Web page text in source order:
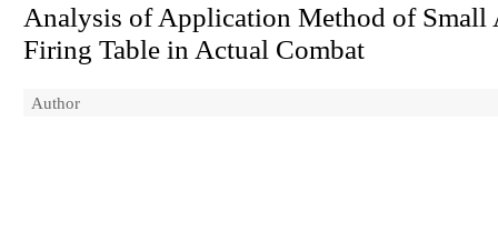
Analysis of Application Method of Small
Firing Table in Actual Combat
Author